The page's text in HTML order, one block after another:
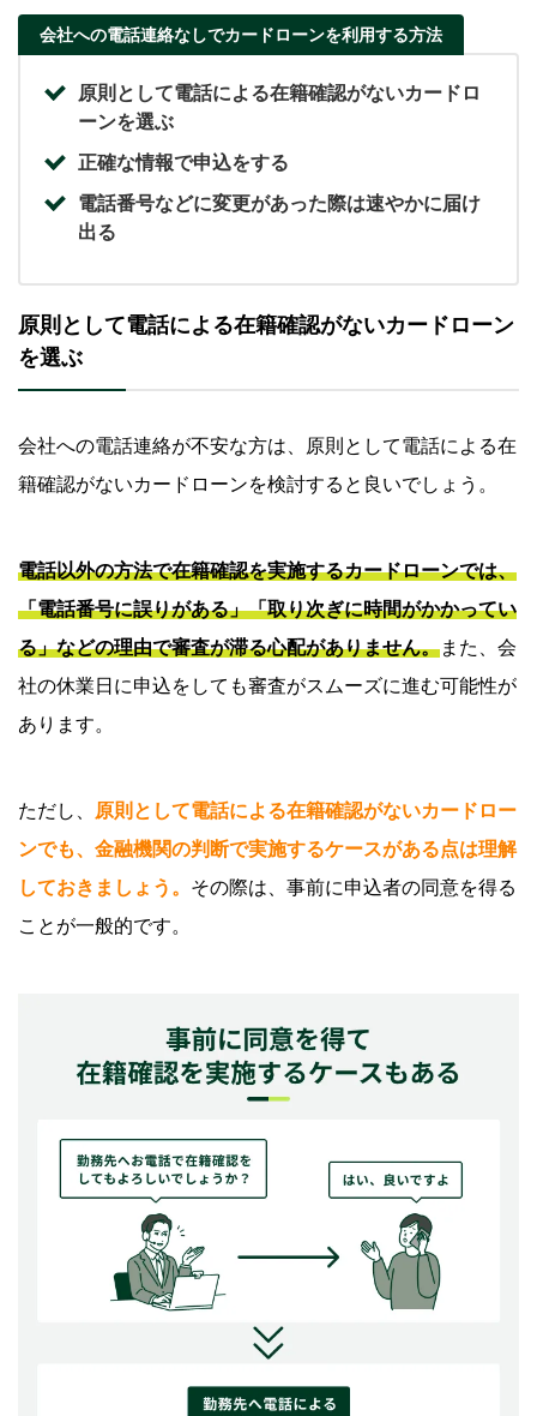
会社への電話連絡なしでカードローンを利用する方法
原則として電話による在籍確認がないカードロ
ーンを選ぶ
正確な情報で申込をする
電話番号などに変更があった際は速やかに届け
出る
原則として電話による在籍確認がないカードローン
を選ぶ
会社への電話連絡が不安な方は、原則として電話による在
籍確認がないカードローンを検討すると良いでしょう。
電話以外の方法で在籍確認を実施するカードローンでは、
「電話番号に誤りがある」「取り次ぎに時間がかかってい
る」などの理由で審査が滞る心配がありません。また、会
社の休業日に申込をしても審査がスムーズに進む可能性が
あります。
ただし、
原則として電話による在籍確認がないカードロー
ンでも、金融機関の判断で実施するケースがある点は理解
しておきましょう。 その際は、事前に申込者の同意を得る
ことが一般的です。